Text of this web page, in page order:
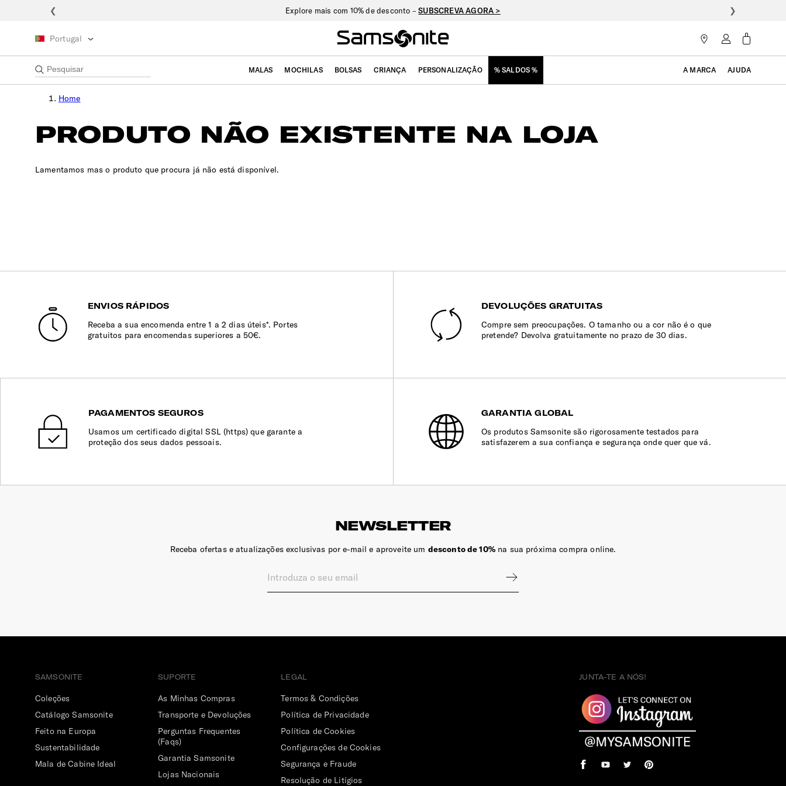
Explore mais com 10% de desconto –SUBSCREVA AGORA >
❮ ❯
Portugal
MALAS MOCHILAS BOLSAS CRIANÇA PERSONALIZAÇÃO % SALDOS % A MARCA AJUDA
Home
PRODUTO NÃO EXISTENTE NA LOJA
Lamentamos mas o produto que procura já não está disponível.
ENVIOS RÁPIDOS
Receba a sua encomenda entre 1 a 2 dias úteis*. Portes
gratuitos para encomendas superiores a 50€.
DEVOLUÇÕES GRATUITAS
Compre sem preocupações. O tamanho ou a cor não é o que
pretende? Devolva gratuitamente no prazo de 30 dias.
PAGAMENTOS SEGUROS
Usamos um certificado digital SSL (https) que garante a
proteção dos seus dados pessoais.
GARANTIA GLOBAL
Os produtos Samsonite são rigorosamente testados para
satisfazerem a sua confiança e segurança onde quer que vá.
NEWSLETTER
Receba ofertas e atualizações exclusivas por e-mail e aproveite um desconto de 10%na sua próxima compra online.
SAMSONITE
Coleções
Catálogo Samsonite
Feito na Europa
Sustentabilidade
Mala de Cabine Ideal
SUPORTE
As Minhas Compras
Transporte e Devoluções
Perguntas Frequentes
(Faqs)
Garantia Samsonite
Lojas Nacionais
LEGAL
Termos & Condições
Política de Privacidade
Política de Cookies
Configurações de Cookies
Segurança e Fraude
Resolução de Litígios
JUNTA-TE A NÓS!